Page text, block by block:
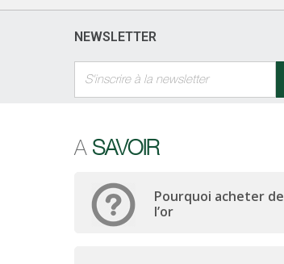
NEWSLETTER
A SAVOIR
Pourquoi acheter de
l’or